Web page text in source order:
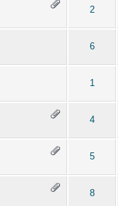
2
6
1
4
5
8